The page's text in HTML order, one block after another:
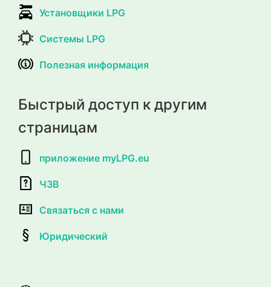
Установщики LPG
Системы LPG
Полезная информация
Быстрый доступ к другим
страницам
приложение myLPG.eu
ЧЗВ
Связаться с нами
Юридический